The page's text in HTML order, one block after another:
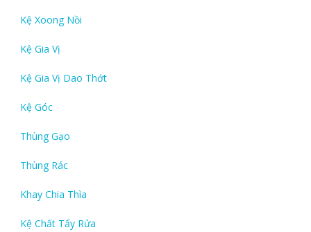
Kệ Xoong Nồi
Kệ Gia Vị
Kệ Gia Vị Dao Thớt
Kệ Góc
Thùng Gạo
Thùng Rác
Khay Chia Thìa
Kệ Chất Tẩy Rửa